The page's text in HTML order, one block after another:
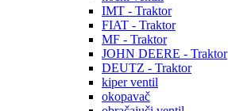
IMT - Traktor
FIAT - Traktor
MF - Traktor
JOHN DEERE - Traktor
DEUTZ - Traktor
kiper ventil
okopavač